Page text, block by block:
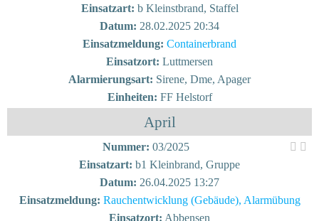
Einsatzart: b Kleinstbrand, Staffel
Datum: 28.02.2025 20:34
Einsatzmeldung: Containerbrand
Einsatzort: Luttmersen
Alarmierungsart: Sirene, Dme, Apager
Einheiten: FF Helstorf
April
Nummer: 03/2025
Einsatzart: b1 Kleinbrand, Gruppe
Datum: 26.04.2025 13:27
Einsatzmeldung: Rauchentwicklung (Gebäude), Alarmübung
Einsatzort: Abbensen